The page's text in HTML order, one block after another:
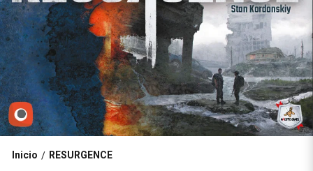
Inicio / RESURGENCE